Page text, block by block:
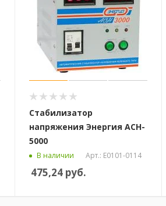
Стабилизатор
напряжения Энергия ACH-
5000
В наличии Арт.: Е0101-0114
475,24руб.